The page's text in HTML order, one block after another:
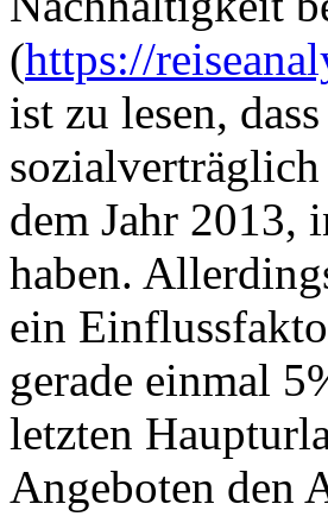
(https://
ist zu lesen,
dem Jahr 2013,
haben.
ein
gerade einmal
letzten
Angeboten den